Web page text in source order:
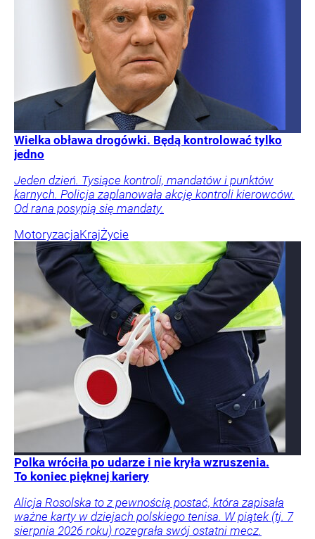
Wielka obława drogówki. Będą kontrolować tylko
jedno
Jeden dzień. Tysiące kontroli, mandatów i punktów
karnych. Policja zaplanowała akcję kontroli kierowców.
Od rana posypią się mandaty.
MotoryzacjaKrajŻycie
Polka wróciła po udarze i nie kryła wzruszenia.
To koniec pięknej kariery
Alicja Rosolska to z pewnością postać, która zapisała
ważne karty w dziejach polskiego tenisa. W piątek (tj. 7
sierpnia 2026 roku) rozegrała swój ostatni mecz.